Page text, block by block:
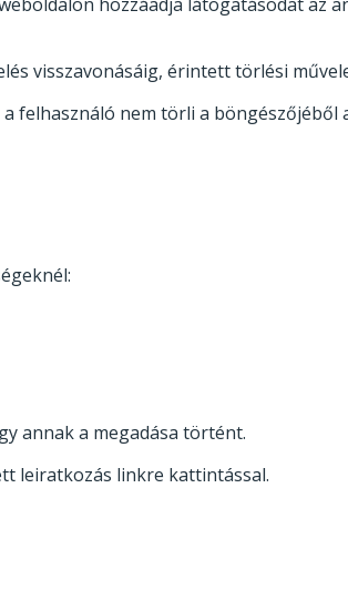
visszavonásáig, érintett törlési
felhasználó nem törli a böngészőjéből
annak a megadása történt.
leiratkozás linkre kattintással.